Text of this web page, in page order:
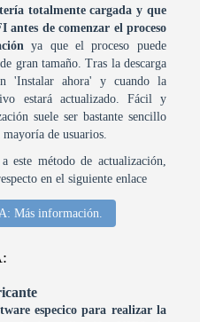
totalmente cargada y que
antes de comenzar el proceso
ya que el proceso puede
gran tamaño. Tras la descarga
'Instalar ahora' y cuando la
estará actualizado. Fácil y
suele ser bastante sencillo
de usuarios.
este método de actualización,
en el siguiente enlace
Más información.
especico para realizar la